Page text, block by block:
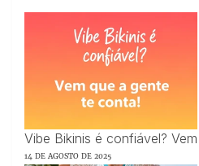
Vibe Bikinis é confiável?
14 DE AGOSTO DE 2025